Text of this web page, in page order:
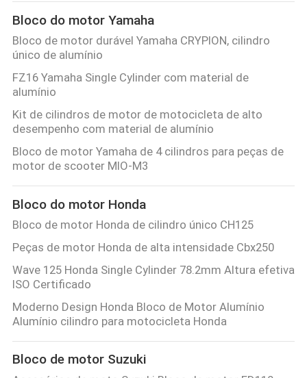
Bloco do motor Yamaha
Bloco de motor durável Yamaha CRYPION, cilindro
único de alumínio
FZ16 Yamaha Single Cylinder com material de
alumínio
Kit de cilindros de motor de motocicleta de alto
desempenho com material de alumínio
Bloco de motor Yamaha de 4 cilindros para peças de
motor de scooter MIO-M3
Bloco do motor Honda
Bloco de motor Honda de cilindro único CH125
Peças de motor Honda de alta intensidade Cbx250
Wave 125 Honda Single Cylinder 78.2mm Altura efetiva
ISO Certificado
Moderno Design Honda Bloco de Motor Alumínio
Alumínio cilindro para motocicleta Honda
Bloco de motor Suzuki